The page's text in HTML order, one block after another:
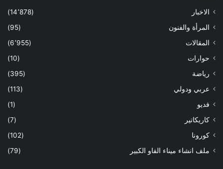
الاخبار
(14٬878)
المرأة والفنون
(95)
المقالات
(6٬955)
حوارات
(10)
رياضة
(395)
عربي ودولي
(113)
فديو
(1)
كاريكاتير
(7)
كورونا
(102)
ملف انشاء ميناء الفاو الكبير
(79)